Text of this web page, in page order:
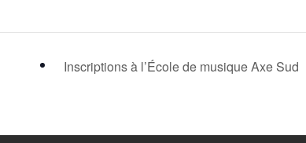
Inscriptions à l’École de musique Axe Sud